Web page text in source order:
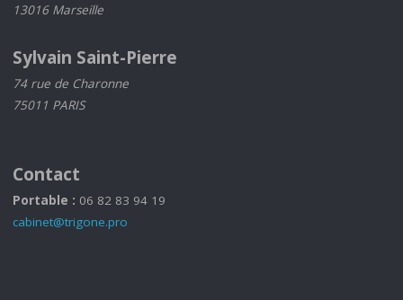
13016 Marseille
Sylvain Saint-Pierre
74 rue de Charonne
75011 PARIS
Contact
Portable : 06 82 83 94 19
cabinet@trigone.pro